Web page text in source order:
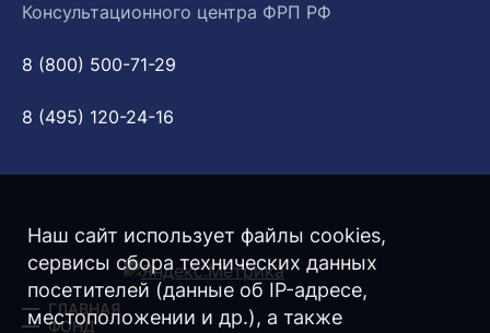
Консультационного центра ФРП РФ
8 (800) 500-71-29
8 (495) 120-24-16
ГЛАВНАЯ
ФОНД
Наш сайт использует файлы cookies,
сервисы сбора технических данных
посетителей (данные об IP-адресе,
местоположении и др.), а также